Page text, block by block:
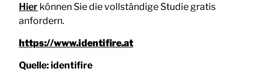
Hier können Sie die vollständige Studie gratis
anfordern.
https://www.identifire.at
Quelle:identifire